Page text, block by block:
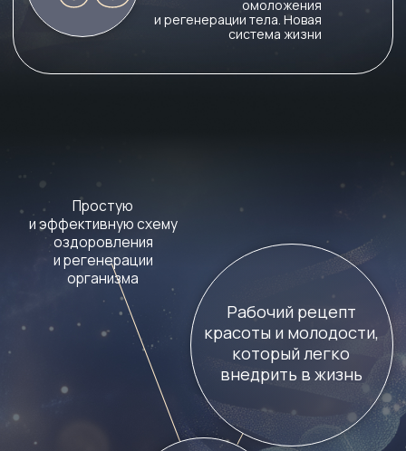
Активацию процессов
омоложения на уровне
тела и сознания
ЭНЕРГОПРАКТИКУМ
Квантовый биохакинг
— это не только знания,
но и практическая польза
Практики древних тибетских
монахов для регенерации тканей
и восстановления молодости тела